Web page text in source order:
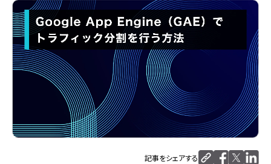
記事をシェアする